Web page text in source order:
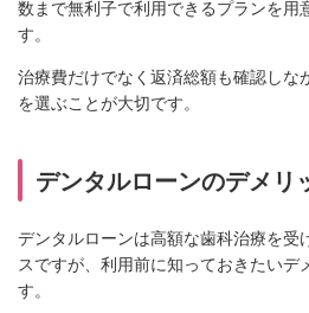
数まで無利子で利用できるプランを用
す。
治療費だけでなく返済総額も確認しな
を選ぶことが大切です。
デンタルローンのデメリ
デンタルローンは高額な歯科治療を受
スですが、利用前に知っておきたいデ
す。